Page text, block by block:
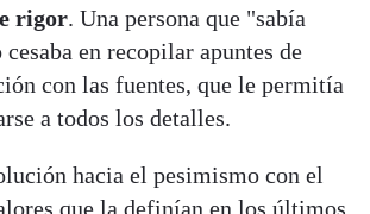
rigor. Una persona que "sabía
en recopilar apuntes de
con las fuentes, que le permitía
a todos los detalles.
hacia el pesimismo con el
que la definían en los últimos